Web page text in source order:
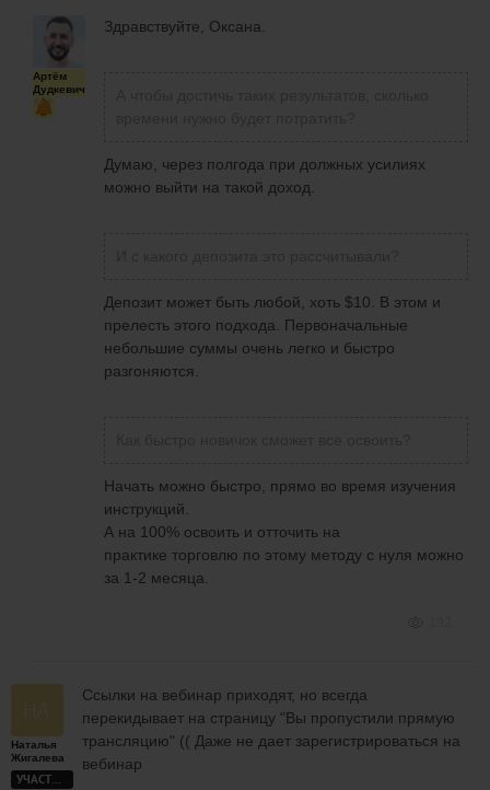
Артём
Дудкевич
Здравствуйте, Оксана.
Думаю, через полгода при должных усилиях
можно выйти на такой доход.
Депозит может быть любой, хоть $10. В этом и
прелесть этого подхода. Первоначальные
небольшие суммы очень легко и быстро
разгоняются.
Начать можно быстро, прямо во время изучения
инструкций.
А на 100% освоить и отточить на
практике торговлю по этому методу с нуля можно
за 1-2 месяца.
Наталья
Жигалева
УЧАСТНИК
Ссылки на вебинар приходят, но всегда
перекидывает на страницу "Вы пропустили прямую
трансляцию" (( Даже не дает зарегистрироваться на
вебинар